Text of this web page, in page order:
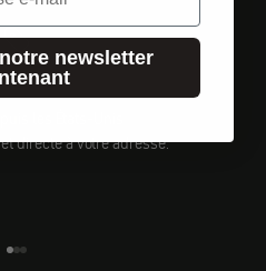
directe à votre adresse.
newsletter